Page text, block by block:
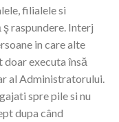
filialele si
raspundere. Interj
in care alte
executa însă
al Administratorului.
spre pile si nu
dupa când